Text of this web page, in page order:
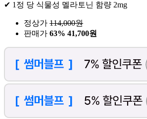
✔ 1정 당 식물성 멜라토닌 함량 2mg
정상가 114,000원
판매가 63% 41,700원